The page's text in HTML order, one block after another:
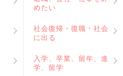
めたい
社会復帰・復職・社会
に出る
入学、卒業、留年、進
学、留学